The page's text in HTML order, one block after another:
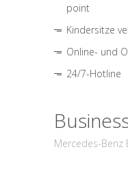
point
Kindersitze
Online- und
24/7-Hotline
Mercedes-Benz